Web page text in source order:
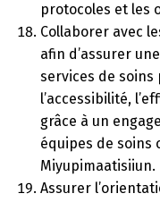
protocoles et les
Collaborer avec
afin d’assurer
services de
l’accessibilité,
grâce à un
équipes de soins
Miyupimaatisiiun.
Assurer